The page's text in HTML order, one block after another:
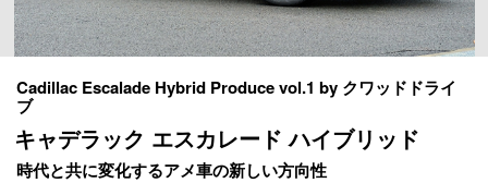
Cadillac Escalade Hybrid Produce vol.1 by クワッドドライ
ブ
キャデラック エスカレード ハイブリッド
時代と共に変化するアメ車の新しい方向性